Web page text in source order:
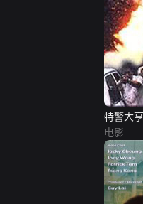
特警大亨
电影